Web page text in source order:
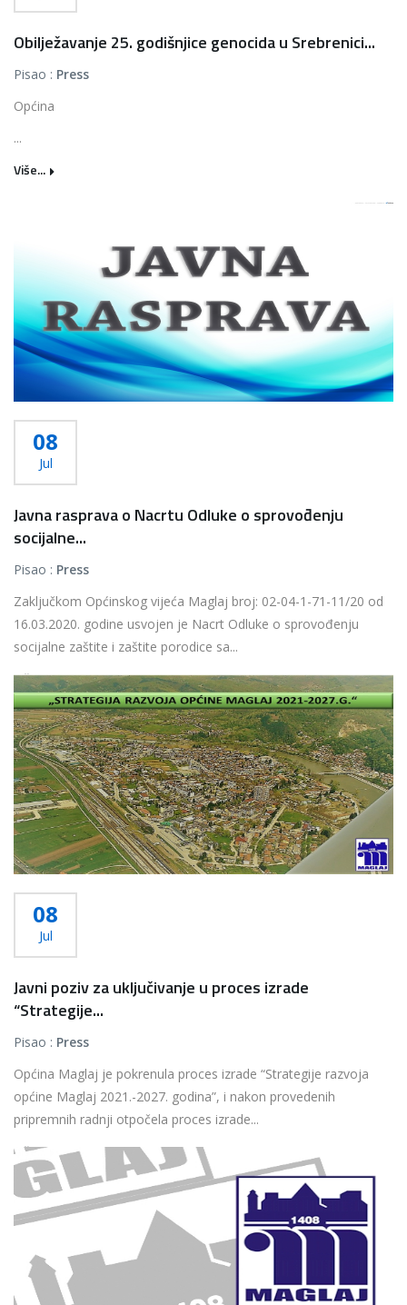
Obilježavanje 25. godišnjice genocida u Srebrenici...
Pisao : Press
Općina
...
Više...
08
Jul
Javna rasprava o Nacrtu Odluke o sprovođenju
socijalne...
Pisao : Press
Zaključkom Općinskog vijeća Maglaj broj: 02-04-1-71-11/20 od
16.03.2020. godine usvojen je Nacrt Odluke o sprovođenju
socijalne zaštite i zaštite porodice sa...
Više...
08
Jul
Javni poziv za uključivanje u proces izrade
“Strategije...
Pisao : Press
Općina Maglaj je pokrenula proces izrade “Strategije razvoja
općine Maglaj 2021.-2027. godina”, i nakon provedenih
pripremnih radnji otpočela proces izrade...
Više...